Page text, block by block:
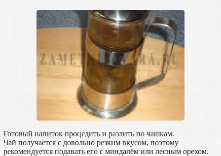
Готовый напиток процедить и разлить по чашкам.
Чай получается с довольно резким вкусом, поэтому
рекомендуется подавать его с миндалём или лесным орехом.